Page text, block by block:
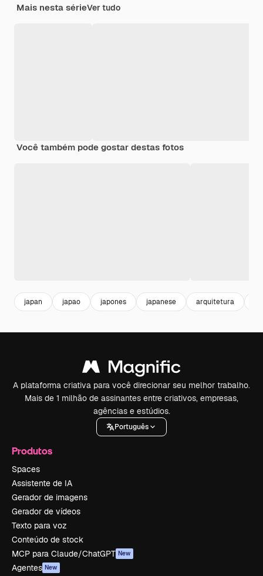
Mais nesta sérieVer tudo
Você também pode gostar destas fotos
japan japao japones japanese arquitetura
A plataforma criativa para você direcionar seu melhor trabalho.
Mais de 1 milhão de assinantes entre criativos, empresas,
agências e estúdios.
Português
Produtos
Spaces
Assistente de IA
Gerador de imagens
Gerador de vídeos
Texto para voz
Conteúdo de stock
MCP para Claude/ChatGPT New
Agentes New